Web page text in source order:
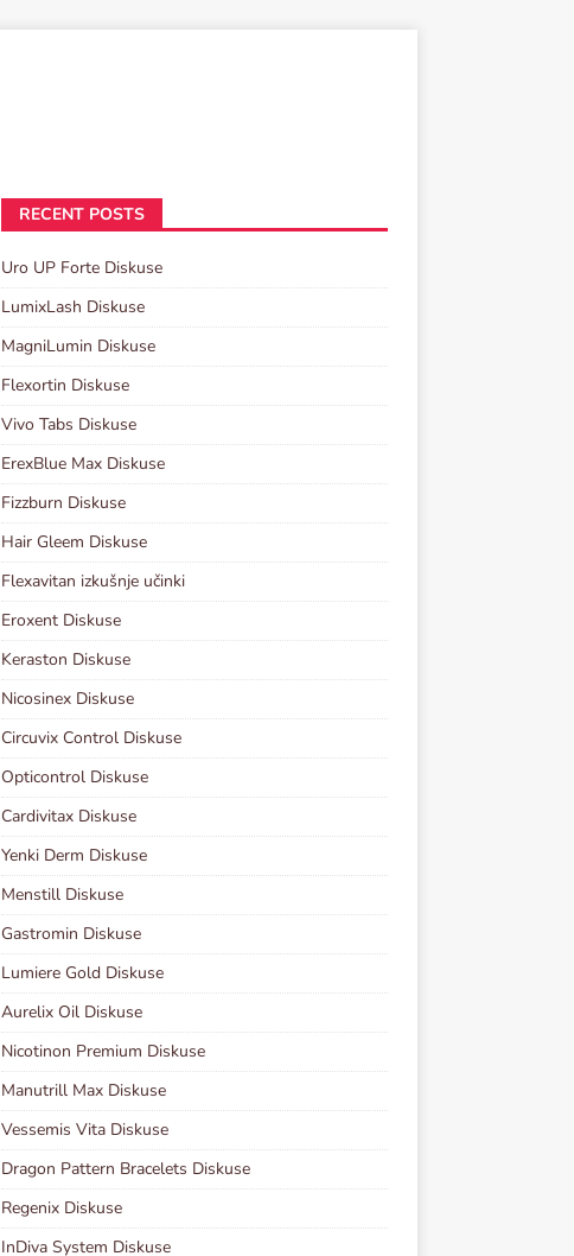
RECENT POSTS
Uro UP Forte Diskuse
LumixLash Diskuse
MagniLumin Diskuse
Flexortin Diskuse
Vivo Tabs Diskuse
ErexBlue Max Diskuse
Fizzburn Diskuse
Hair Gleem Diskuse
Flexavitan izkušnje učinki
Eroxent Diskuse
Keraston Diskuse
Nicosinex Diskuse
Circuvix Control Diskuse
Opticontrol Diskuse
Cardivitax Diskuse
Yenki Derm Diskuse
Menstill Diskuse
Gastromin Diskuse
Lumiere Gold Diskuse
Aurelix Oil Diskuse
Nicotinon Premium Diskuse
Manutrill Max Diskuse
Vessemis Vita Diskuse
Dragon Pattern Bracelets Diskuse
Regenix Diskuse
InDiva System Diskuse